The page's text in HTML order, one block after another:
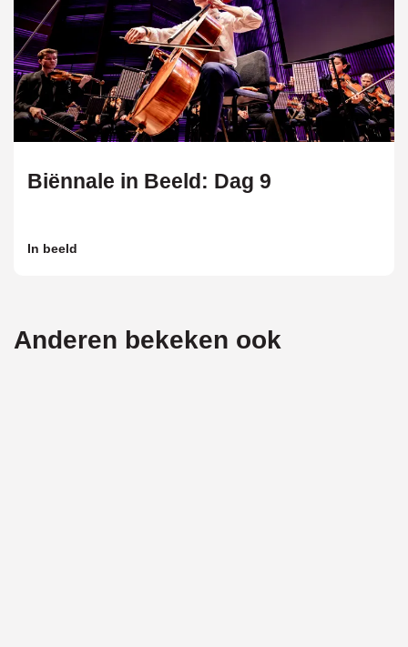
Biënnale in Beeld: Dag 9
In beeld
Anderen bekeken ook